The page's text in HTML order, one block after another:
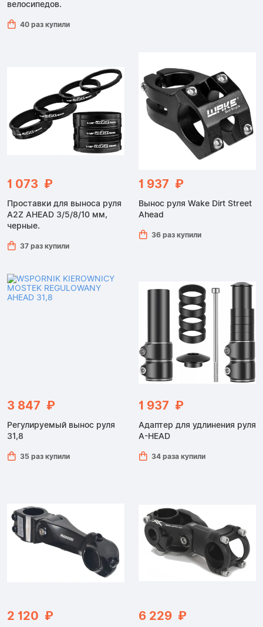
велосипедов.
40 раз купили
1 073 ₽
Проставки для выноса руля
A2Z AHEAD 3/5/8/10 мм,
черные.
37 раз купили
1 937 ₽
Вынос руля Wake Dirt Street
Ahead
36 раз купили
3 847 ₽
Регулируемый вынос руля
31,8
35 раз купили
1 937 ₽
Адаптер для удлинения руля
A-HEAD
34 раза купили
2 120 ₽ 6 229 ₽